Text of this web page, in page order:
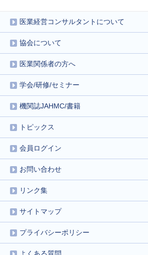
医業経営コンサルタントについて
協会について
医業関係者の方へ
学会/研修/セミナー
機関誌JAHMC/書籍
トピックス
会員ログイン
お問い合わせ
リンク集
サイトマップ
プライバシーポリシー
よくある質問